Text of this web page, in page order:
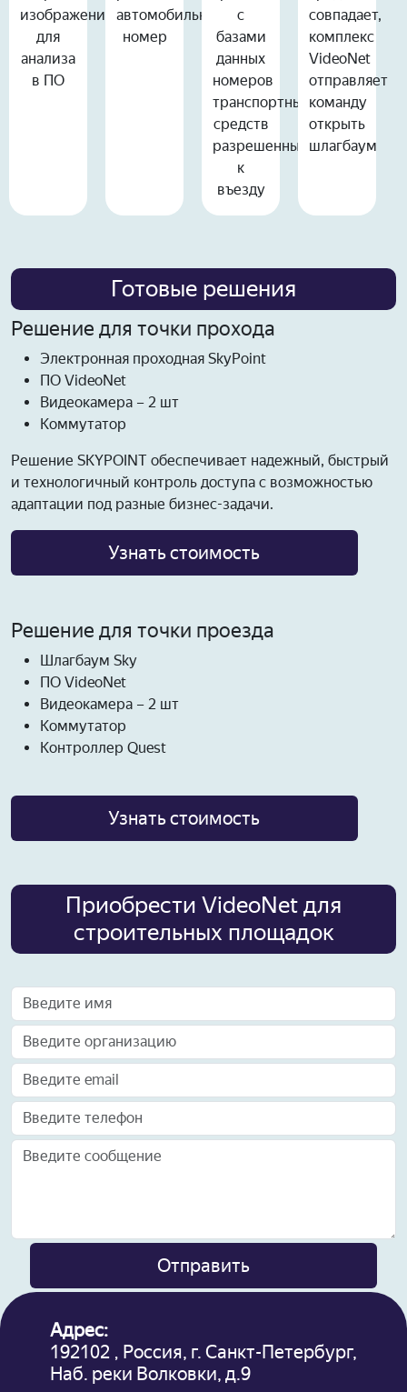
изображения
для
анализа
в ПО
автомобильный
номер
с
базами
данных
номеров
транспортных
средств
разрешенных
к
въезду
совпадает,
комплекс
VideoNet
отправляет
команду
открыть
шлагбаум
Готовые решения
Решение для точки прохода
Электронная проходная SkyPoint
ПО VideoNet
Видеокамера – 2 шт
Коммутатор
Решение SKYPOINT обеспечивает надежный, быстрый
и технологичный контроль доступа с возможностью
адаптации под разные бизнес-задачи.
Узнать стоимость
Решение для точки проезда
Шлагбаум Sky
ПО VideoNet
Видеокамера – 2 шт
Коммутатор
Контроллер Quest
Узнать стоимость
Приобрести VideoNet для
строительных площадок
Отправить
Адрес:
192102 , Россия, г. Санкт-Петербург,
Наб. реки Волковки, д.9